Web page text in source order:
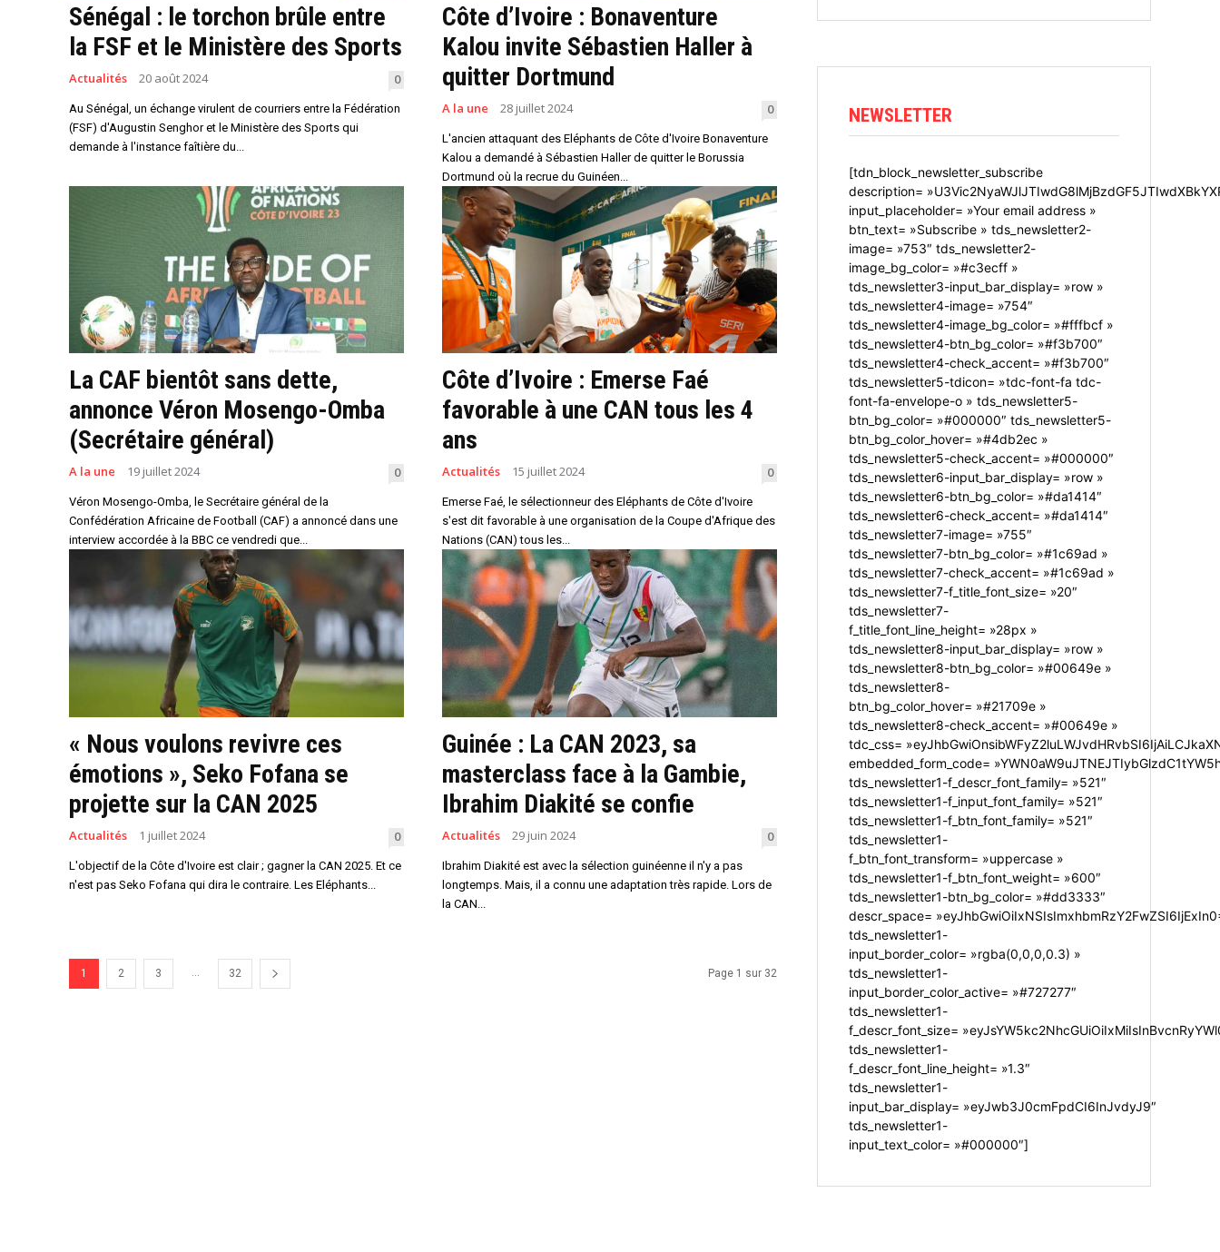
Sénégal : le torchon brûle entre
la FSF et le Ministère des Sports
Actualités 20 août 2024 0
Au Sénégal, un échange virulent de courriers entre la Fédération
(FSF) d'Augustin Senghor et le Ministère des Sports qui
demande à l'instance faîtière du...
Côte d’Ivoire : Bonaventure
Kalou invite Sébastien Haller à
quitter Dortmund
A la une 28 juillet 2024 0
L'ancien attaquant des Eléphants de Côte d'Ivoire Bonaventure
Kalou a demandé à Sébastien Haller de quitter le Borussia
Dortmund où la recrue du Guinéen...
La CAF bientôt sans dette,
annonce Véron Mosengo-Omba
(Secrétaire général)
A la une 19 juillet 2024 0
Véron Mosengo-Omba, le Secrétaire général de la
Confédération Africaine de Football (CAF) a annoncé dans une
interview accordée à la BBC ce vendredi que...
Côte d’Ivoire : Emerse Faé
favorable à une CAN tous les 4
ans
Actualités 15 juillet 2024 0
Emerse Faé, le sélectionneur des Eléphants de Côte d'Ivoire
s'est dit favorable à une organisation de la Coupe d'Afrique des
Nations (CAN) tous les...
« Nous voulons revivre ces
émotions », Seko Fofana se
projette sur la CAN 2025
Actualités 1 juillet 2024 0
L'objectif de la Côte d'Ivoire est clair ; gagner la CAN 2025. Et ce
n'est pas Seko Fofana qui dira le contraire. Les Eléphants...
Guinée : La CAN 2023, sa
masterclass face à la Gambie,
Ibrahim Diakité se confie
Actualités 29 juin 2024 0
Ibrahim Diakité est avec la sélection guinéenne il n'y a pas
longtemps. Mais, il a connu une adaptation très rapide. Lors de
la CAN...
1 2 3 32 Page 1 sur 32
NEWSLETTER
[tdn_block_newsletter_subscribe
description=
input_placeholder= »Your email address »
btn_text= »Subscribe » tds_newsletter2-
image= »753″ tds_newsletter2-
image_bg_color= »#c3ecff »
tds_newsletter3-input_bar_display= »row »
tds_newsletter4-image= »754″
tds_newsletter4-image_bg_color= »#fffbcf »
tds_newsletter4-btn_bg_color= »#f3b700″
tds_newsletter4-check_accent= »#f3b700″
tds_newsletter5-tdicon= »tdc-font-fa tdc-
font-fa-envelope-o » tds_newsletter5-
btn_bg_color= »#000000″ tds_newsletter5-
btn_bg_color_hover= »#4db2ec »
tds_newsletter5-check_accent= »#000000″
tds_newsletter6-input_bar_display= »row »
tds_newsletter6-btn_bg_color= »#da1414″
tds_newsletter6-check_accent= »#da1414″
tds_newsletter7-image= »755″
tds_newsletter7-btn_bg_color= »#1c69ad »
tds_newsletter7-check_accent= »#1c69ad »
tds_newsletter7-f_title_font_size= »20″
tds_newsletter7-
f_title_font_line_height= »28px »
tds_newsletter8-input_bar_display= »row »
tds_newsletter8-btn_bg_color= »#00649e »
tds_newsletter8-
btn_bg_color_hover= »#21709e »
tds_newsletter8-check_accent= »#00649e »
tdc_css=
embedded_form_code=
tds_newsletter1-f_descr_font_family= »521″
tds_newsletter1-f_input_font_family= »521″
tds_newsletter1-f_btn_font_family= »521″
tds_newsletter1-
f_btn_font_transform= »uppercase »
tds_newsletter1-f_btn_font_weight= »600″
tds_newsletter1-btn_bg_color= »#dd3333″
descr_space=
tds_newsletter1-
input_border_color= »rgba(0,0,0,0.3) »
tds_newsletter1-
input_border_color_active= »#727277″
tds_newsletter1-
f_descr_font_size=
tds_newsletter1-
f_descr_font_line_height= »1.3″
tds_newsletter1-
input_bar_display= »eyJwb3J0cmFpdCI6InJvdyJ9″
tds_newsletter1-
input_text_color= »#000000″]